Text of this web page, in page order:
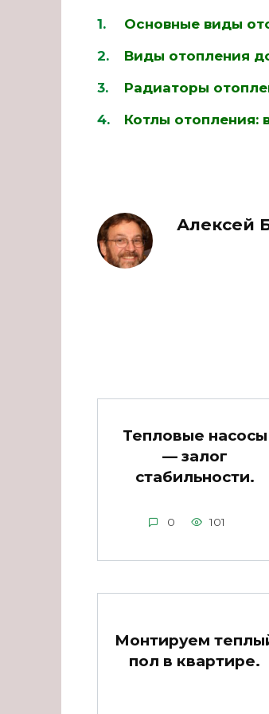
Основные виды
Виды отопления
Радиаторы
Котлы отопления:
Алексей
Тепловые насосы
— залог
стабильности.
0 101
Монтируем
пол в квартире.